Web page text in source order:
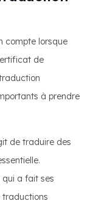
compte lorsque
de
à prendre
de traduire des
a fait ses
traductions